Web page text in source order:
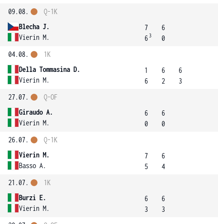
09.08.
Blecha J.
Vierin M.
Q-1K
7
6 3
6
0
04.08.
Della Tommasina D.
Vierin M.
1K
1
6
6
2
6
3
27.07.
Giraudo A.
Vierin M.
Q-OF
6
0
6
0
26.07.
Vierin M.
Basso A.
Q-1K
7
5
6
4
21.07.
Burzi E.
Vierin M.
1K
6
3
6
3